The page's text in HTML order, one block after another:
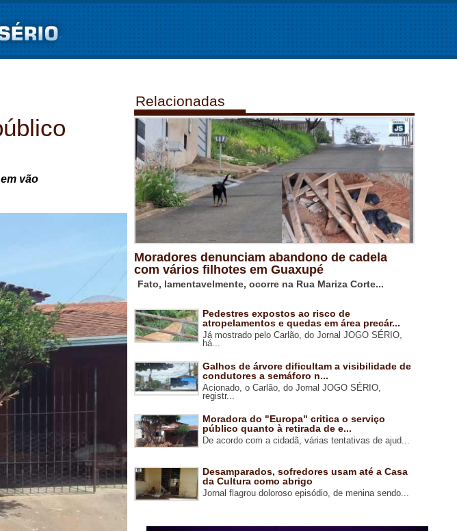
vão
Relacionadas
Moradores denunciam abandono de cadela
com vários filhotes em Guaxupé
Fato, lamentavelmente, ocorre na Rua Mariza Corte...
Pedestres expostos ao risco de
atropelamentos e quedas em área precár...
Já mostrado pelo Carlão, do Jornal JOGO SÉRIO,
há...
Galhos de árvore dificultam a visibilidade de
condutores a semáforo n...
Acionado, o Carlão, do Jornal JOGO SÉRIO,
registr...
Moradora do "Europa" critica o serviço
público quanto à retirada de e...
De acordo com a cidadã, várias tentativas de ajud...
Desamparados, sofredores usam até a Casa
da Cultura como abrigo
Jornal flagrou doloroso episódio, de menina sendo...